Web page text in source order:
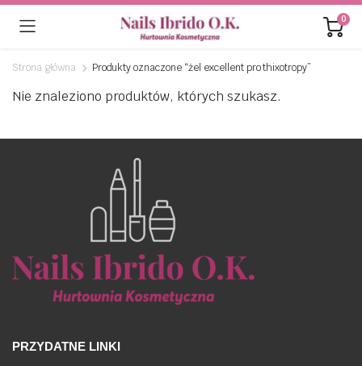
0
Strona główna Produkty oznaczone “żel excellent pro thixotropy”
Nie znaleziono produktów, których szukasz.
PRZYDATNE LINKI